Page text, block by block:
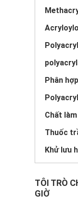
Chất
Thuốc
Khử lưu
TÔI TRÒ
GIỜ